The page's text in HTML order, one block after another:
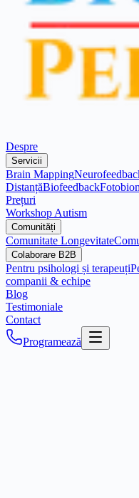
Despre
Servicii
Brain Mapping
DistanțăBiofeedback
Prețuri
Workshop Autism
Comunități
Comunitate Longevitate
Colaborare B2B
Pentru psihologi și terapeuți
companii & echipe
Blog
Testimoniale
Contact
Programează